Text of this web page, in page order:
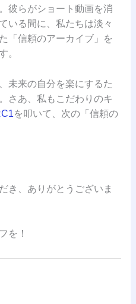
彼らがショート動画を消
いる間に、私たちは淡々
「信頼のアーカイブ」を
。
未来の自分を楽にするた
さあ、私もこだわりのキ
を叩いて、次の「信頼の
き、ありがとうございま
を！